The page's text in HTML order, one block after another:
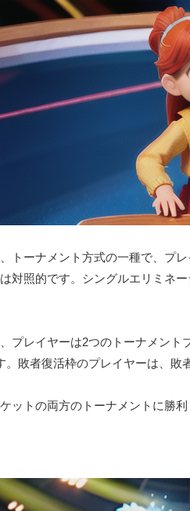
、トーナメント方式の一種で、プ
対照的です。シングルエリミネ
プレイヤーは2つのトーナメン
敗者復活枠のプレイヤーは、敗
ットの両方のトーナメントに勝